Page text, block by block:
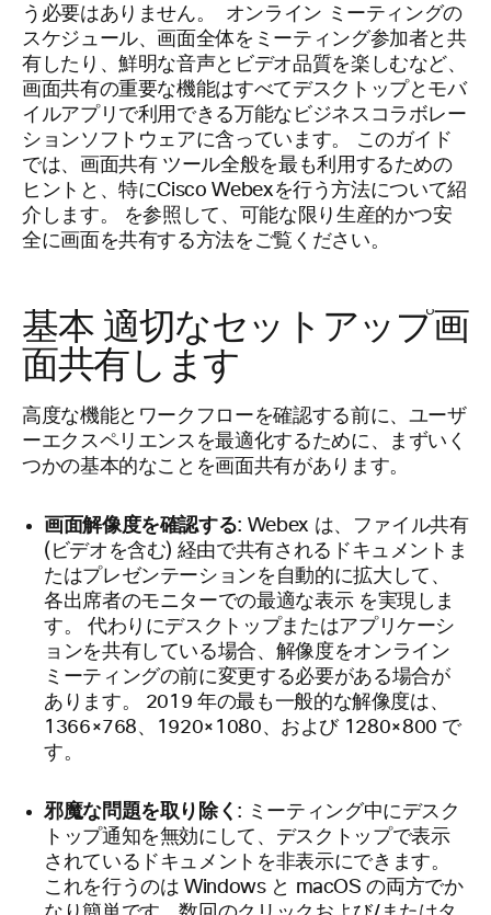
う必要はありません。
オンライン ミーティングの
スケジュール、画面全体をミーティング参加者と共
有したり、鮮明な音声とビデオ品質を楽しむなど、
画面共有の重要な機能はすべてデスクトップとモバ
イルアプリで利用できる万能なビジネスコラボレー
ションソフトウェアに含っています。
このガイド
では、画面共有 ツール全般を最も利用するための
ヒントと、特にCisco Webexを行う方法について紹
介します。 を参照して、可能な限り生産的かつ安
全に画面を共有する方法をご覧ください。
基本 適切なセットアップ画
面共有します
高度な機能とワークフローを確認する前に、ユーザ
ーエクスペリエンスを最適化するために、まずいく
つかの基本的なことを画面共有があります。
画面解像度を確認する: Webex は、ファイル共有
(ビデオを含む) 経由で共有されるドキュメントま
たはプレゼンテーションを自動的に拡大して、
各出席者のモニターでの最適な表示 を実現しま
す。 代わりにデスクトップまたはアプリケーシ
ョンを共有している場合、解像度をオンライン
ミーティングの前に変更する必要がある場合が
あります。 2019 年の最も一般的な解像度は、
1366×768、1920×1080、および 1280×800 で
す。
邪魔な問題を取り除く : ミーティング中にデスク
トップ通知を無効にして、デスクトップで表示
されているドキュメントを非表示にできます。
これを行うのは Windows と macOS の両方でか